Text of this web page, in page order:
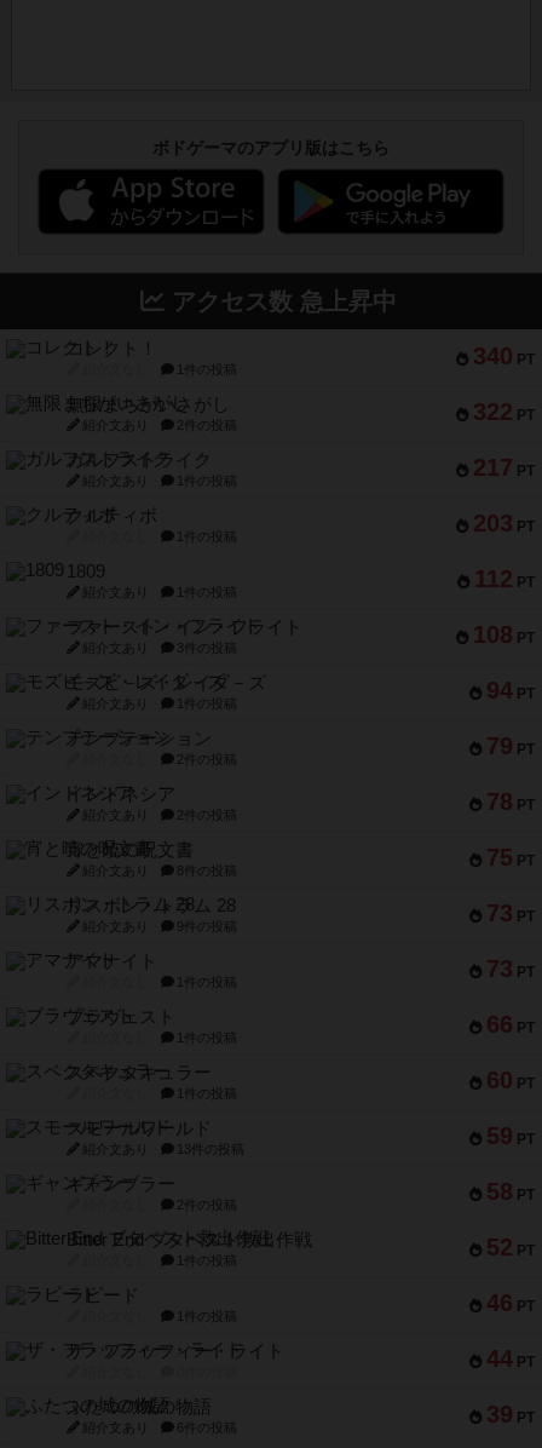
ボドゲーマのアプリ版はこちら
アクセス数 急上昇中
340 PT
コレクト！
1件の投稿
322 PT
無限まちがいさがし
紹介文あり 2件の投稿
217 PT
ガルフストライク
紹介文あり 1件の投稿
203 PT
クルティボ
1件の投稿
112 PT
1809
紹介文あり 1件の投稿
108 PT
ファースト・イン・フライト
紹介文あり 3件の投稿
94 PT
モズビ－ズ・レイダ－ズ
紹介文あり 1件の投稿
79 PT
テンプテーション
2件の投稿
78 PT
インドネシア
紹介文あり 2件の投稿
75 PT
宵と暁の呪文書
紹介文あり 8件の投稿
73 PT
リスボン・トラム 28
紹介文あり 9件の投稿
73 PT
アマナイト
1件の投稿
66 PT
ブラヴェスト
1件の投稿
60 PT
スペクタキュラー
1件の投稿
59 PT
スモールワールド
紹介文あり 13件の投稿
58 PT
ギャンブラー
2件の投稿
52 PT
Bitter End ブタペスト救出作戦
1件の投稿
46 PT
ラピード
1件の投稿
44 PT
ザ・フラッフィー・ライト
39 PT
ふたつの城の物語
紹介文あり 6件の投稿